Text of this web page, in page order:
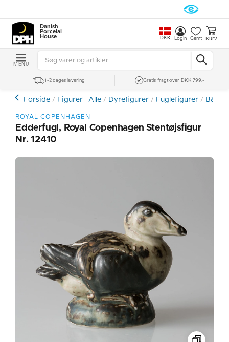
Danish
Porcelain
House
DKK Login Gemt Kurv
MENU
1-2 dages levering Gratis fragt over DKK 799,-
Forside Figurer - Alle Dyrefigurer Fuglefigurer B&G -
ROYAL COPENHAGEN
Edderfugl, Royal Copenhagen Stentøjsfigur
Nr. 12410